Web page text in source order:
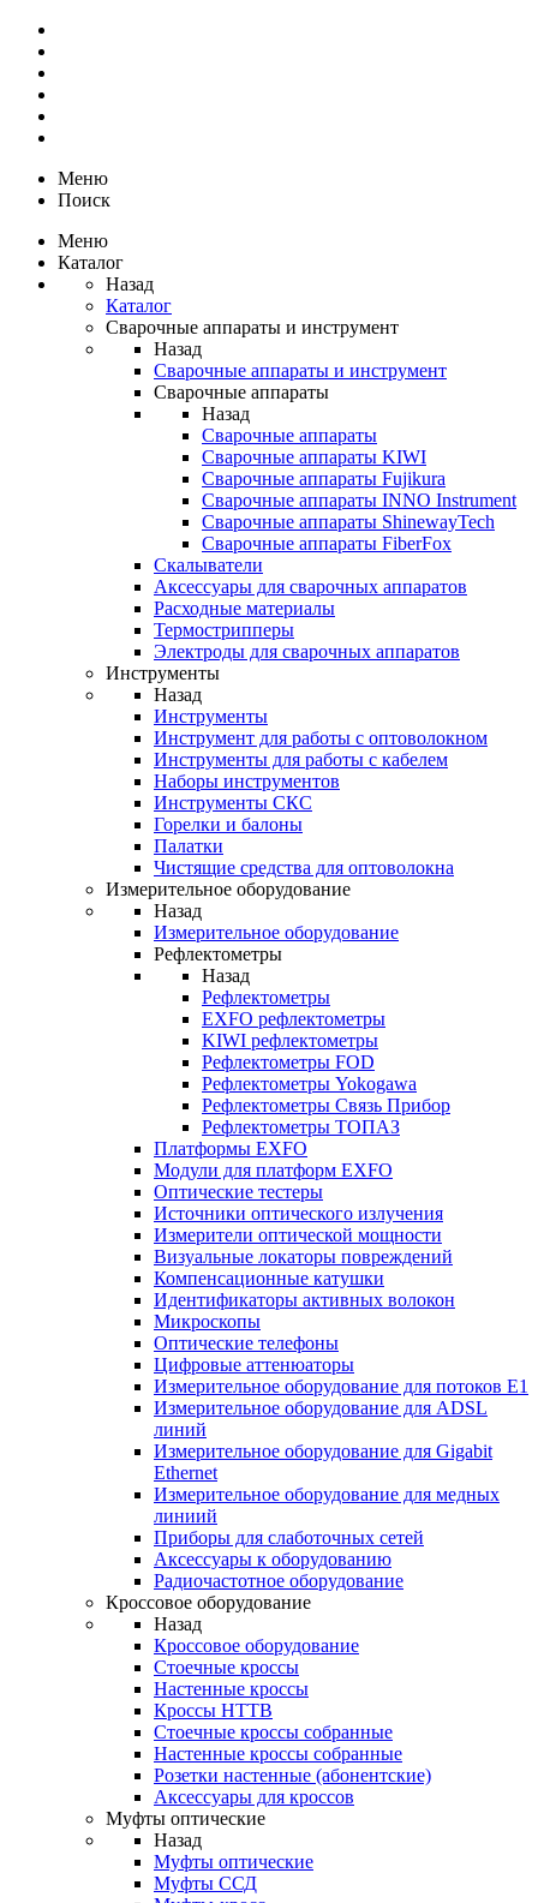
Меню
Поиск
Меню
Каталог
Назад
Каталог
Сварочные аппараты и инструмент
Назад
Сварочные аппараты и инструмент
Сварочные аппараты
Назад
Сварочные аппараты
Сварочные аппараты KIWI
Сварочные аппараты Fujikura
Сварочные аппараты INNO Instrument
Сварочные аппараты ShinewayTech
Cварочные аппараты FiberFox
Скалыватели
Аксессуары для сварочных аппаратов
Расходные материалы
Термострипперы
Электроды для сварочных аппаратов
Инструменты
Назад
Инструменты
Инструмент для работы с оптоволокном
Инструменты для работы с кабелем
Наборы инструментов
Инструменты СКС
Горелки и балоны
Палатки
Чистящие средства для оптоволокна
Измерительное оборудование
Назад
Измерительное оборудование
Рефлектометры
Назад
Рефлектометры
EXFO рефлектометры
KIWI рефлектометры
Рефлектометры FOD
Рефлектометры Yokogawa
Рефлектометры Связь Прибор
Рефлектометры ТОПАЗ
Платформы EXFO
Модули для платформ EXFO
Оптические тестеры
Источники оптического излучения
Измерители оптической мощности
Визуальные локаторы повреждений
Компенсационные катушки
Идентификаторы активных волокон
Микроскопы
Оптические телефоны
Цифровые аттенюаторы
Измерительное оборудование для потоков Е1
Измерительное оборудование для ADSL
линий
Измерительное оборудование для Gigabit
Ethernet
Измерительное оборудование для медных
линиий
Приборы для слаботочных сетей
Аксессуары к оборудованию
Радиочастотное оборудование
Кроссовое оборудование
Назад
Кроссовое оборудование
Стоечные кроссы
Настенные кроссы
Кроссы HTTB
Стоечные кроссы собранные
Настенные кроссы собранные
Розетки настенные (абонентские)
Аксессуары для кроссов
Муфты оптические
Назад
Муфты оптические
Муфты ССД